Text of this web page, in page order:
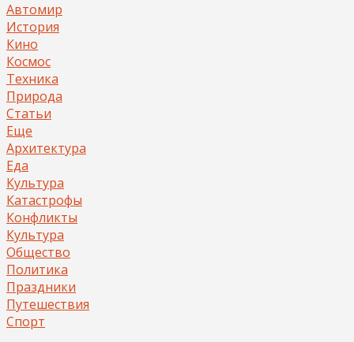
Автомир
История
Кино
Космос
Техника
Природа
Статьи
Еще
Архитектура
Еда
Культура
Катастрофы
Конфликты
Культура
Общество
Политика
Праздники
Путешествия
Спорт